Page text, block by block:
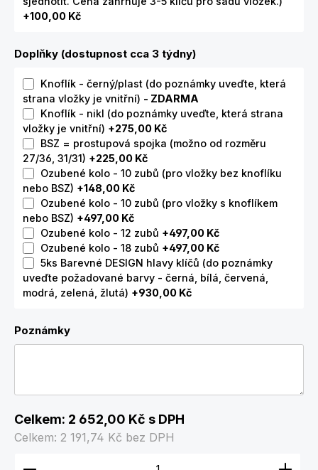
+100,00 Kč
Doplňky (dostupnost cca 3 týdny)
Knoflík - černý/plast (do poznámky uveďte, která
strana vložky je vnitřní) - ZDARMA
Knoflík - nikl (do poznámky uveďte, která strana
vložky je vnitřní) +275,00 Kč
BSZ = prostupová spojka (možno od rozměru
27/36, 31/31) +225,00 Kč
Ozubené kolo - 10 zubů (pro vložky bez knoflíku
nebo BSZ) +148,00 Kč
Ozubené kolo - 10 zubů (pro vložky s knoflíkem
nebo BSZ) +497,00 Kč
Ozubené kolo - 12 zubů +497,00 Kč
Ozubené kolo - 18 zubů +497,00 Kč
5ks Barevné DESIGN hlavy klíčů (do poznámky
uveďte požadované barvy - černá, bílá, červená,
modrá, zelená, žlutá) +930,00 Kč
Poznámky
Celkem: 2 652,00 Kč s DPH
Celkem: 2 191,74 Kč bez DPH
Množství produktu: Zadejte požadované